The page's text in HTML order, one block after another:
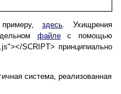
здесь. Ухищрения
файлес помощью
SCRIPT> принципиально
система, реализованная